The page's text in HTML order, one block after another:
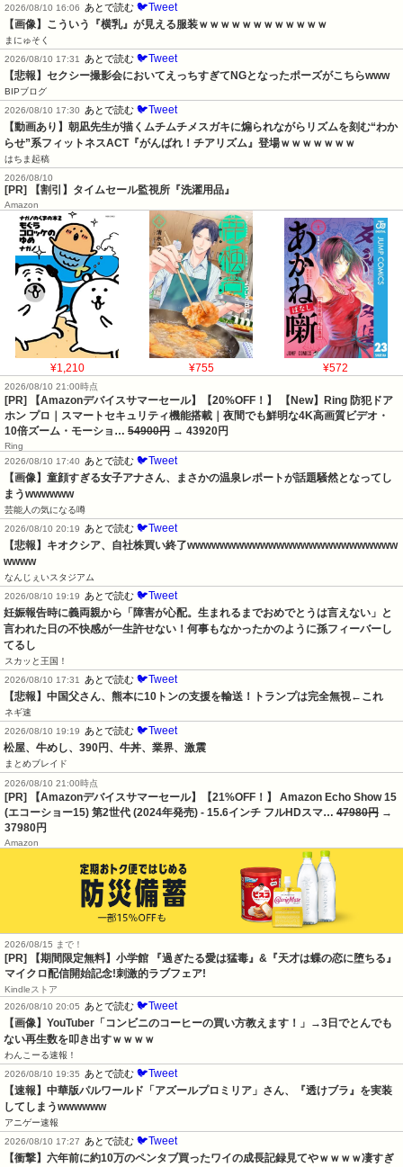
2026/08/10 16:06
あとで読む 🐦Tweet
【画像】こういう『横乳』が見える服装ｗｗｗｗｗｗｗｗｗｗｗｗ
まにゅそく
2026/08/10 17:31
あとで読む 🐦Tweet
【悲報】セクシー撮影会においてえっちすぎてNGとなったポーズがこちらwww
BIPブログ
2026/08/10 17:30
あとで読む 🐦Tweet
【動画あり】朝凪先生が描くムチムチメスガキに煽られながらリズムを刻む“わか
らせ”系フィットネスACT『がんばれ！チアリズム』登場ｗｗｗｗｗｗｗ
はちま起稿
2026/08/10
[PR] 【割引】タイムセール監視所『洗濯用品』
Amazon
¥1,210 ¥755 ¥572
2026/08/10 21:00時点
[PR] 【Amazonデバイスサマーセール】【20%OFF！】 【New】Ring 防犯ドア
ホン プロ｜スマートセキュリティ機能搭載｜夜間でも鮮明な4K高画質ビデオ・
10倍ズーム・モーショ… 54900円 → 43920円
Ring
2026/08/10 17:40
あとで読む 🐦Tweet
【画像】童顔すぎる女子アナさん、まさかの温泉レポートが話題騒然となってし
まうwwwwww
芸能人の気になる噂
2026/08/10 20:19
あとで読む 🐦Tweet
【悲報】キオクシア、自社株買い終了wwwwwwwwwwwwwwwwwwwwwwwwww
wwww
なんじぇいスタジアム
2026/08/10 19:19
あとで読む 🐦Tweet
妊娠報告時に義両親から「障害が心配。生まれるまでおめでとうは言えない」と
言われた日の不快感が一生許せない！何事もなかったかのように孫フィーバーし
てるし
スカッと王国！
2026/08/10 17:31
あとで読む 🐦Tweet
【悲報】中国父さん、熊本に10トンの支援を輸送！トランプは完全無視←これ
ネギ速
2026/08/10 19:19
あとで読む 🐦Tweet
松屋、牛めし、390円、牛丼、業界、激震
まとめブレイド
2026/08/10 21:00時点
[PR] 【Amazonデバイスサマーセール】【21%OFF！】 Amazon Echo Show 15
(エコーショー15) 第2世代 (2024年発売) - 15.6インチ フルHDスマ… 47980円 →
37980円
Amazon
2026/08/15 まで！
[PR] 【期間限定無料】小学館 『過ぎたる愛は猛毒』&『天才は蝶の恋に堕ちる』
マイクロ配信開始記念!刺激的ラブフェア!
Kindleストア
2026/08/10 20:05 あとで読む 🐦Tweet
【画像】YouTuber「コンビニのコーヒーの買い方教えます！」→3日でとんでも
ない再生数を叩き出すｗｗｗｗ
わんこーる速報！
2026/08/10 19:35 あとで読む 🐦Tweet
【速報】中華版パルワールド「アズールプロミリア」さん、『透けブラ』を実装
してしまうwwwwww
アニゲー速報
2026/08/10 17:27 あとで読む 🐦Tweet
【衝撃】六年前に約10万のペンタブ買ったワイの成長記録見てやｗｗｗｗ凄すぎ